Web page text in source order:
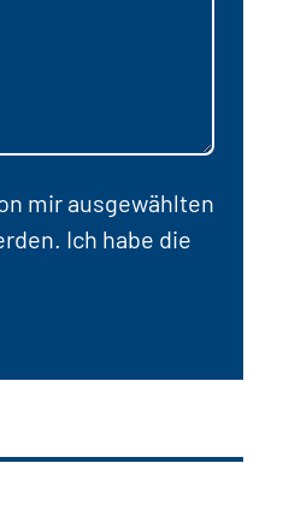
mir ausgewählten
Ich habe die